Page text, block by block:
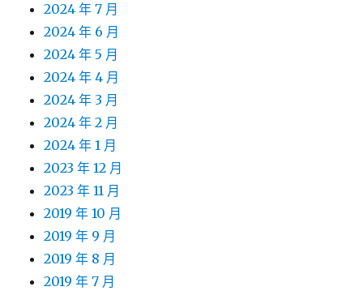
2024 年 7 月
2024 年 6 月
2024 年 5 月
2024 年 4 月
2024 年 3 月
2024 年 2 月
2024 年 1 月
2023 年 12 月
2023 年 11 月
2019 年 10 月
2019 年 9 月
2019 年 8 月
2019 年 7 月